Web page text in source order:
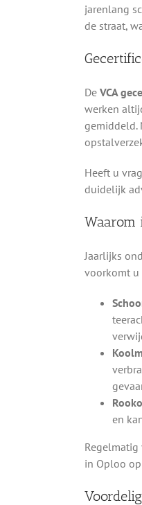
jarenlang
de straat,
De VCA
werken
gemiddeld.
Heeft u
duidelijk
Waarom
Jaarlijks
voorkomt u
en
Regelmatig
in Oploo